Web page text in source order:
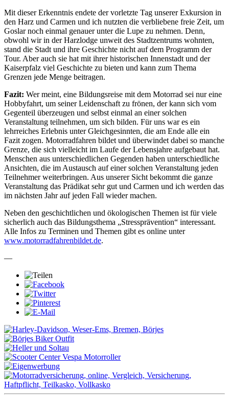
Mit dieser Erkenntnis endete der vorletzte Tag unserer Exkursion in
den Harz und Carmen und ich nutzten die verbliebene freie Zeit, um
Goslar noch einmal genauer unter die Lupe zu nehmen. Denn,
obwohl wir in der Harzlodge unweit des Stadtzentrums wohnten,
stand die Stadt und ihre Geschichte nicht auf dem Programm der
Tour. Aber auch sie hat mit ihrer historischen Innenstadt und der
Kaiserpfalz viel Geschichte zu bieten und kann zum Thema
Grenzen jede Menge beitragen.
Fazit: Wer meint, eine Bildungsreise mit dem Motorrad sei nur eine
Hobbyfahrt, um seiner Leidenschaft zu frönen, der kann sich vom
Gegenteil überzeugen und selbst einmal an einer solchen
Veranstaltung teilnehmen, um sich bilden. Für uns war es ein
lehrreiches Erlebnis unter Gleichgesinnten, die am Ende alle ein
Fazit zogen. Motorradfahren bildet und überwindet dabei so manche
Grenze, die sich vielleicht im Laufe der Lebensjahre aufgebaut hat.
Menschen aus unterschiedlichen Gegenden haben unterschiedliche
Ansichten, die im Austausch auf einer solchen Veranstaltung jeden
Teilnehmer weiterbringen. Aus unserer Sicht bekommt die ganze
Veranstaltung das Prädikat sehr gut und Carmen und ich werden das
im nächsten Jahr auf jeden Fall wieder machen.
Neben den geschichtlichen und ökologischen Themen ist für viele
sicherlich auch das Bildungsthema „Stressprävention“ interessant.
Alle Infos zu Terminen und Themen gibt es online unter
www.motorradfahrenbildet.de.
—